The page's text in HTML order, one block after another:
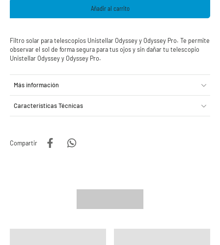
Añadir al carrito
Filtro solar para telescopios Unistellar Odyssey y Odyssey Pro. Te permite
observar el sol de forma segura para tus ojos y sin dañar tu telescopio
Unistellar Odyssey y Odyssey Pro.
Más información
Caracteristicas Técnicas
Compartir